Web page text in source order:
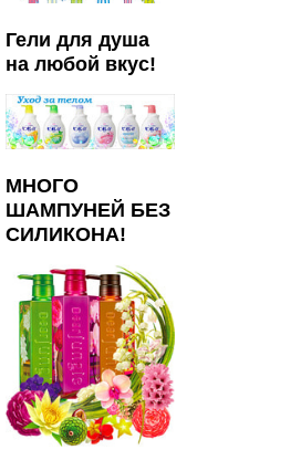
Гели для душа
на любой вкус!
МНОГО
ШАМПУНЕЙ БЕЗ
СИЛИКОНА!